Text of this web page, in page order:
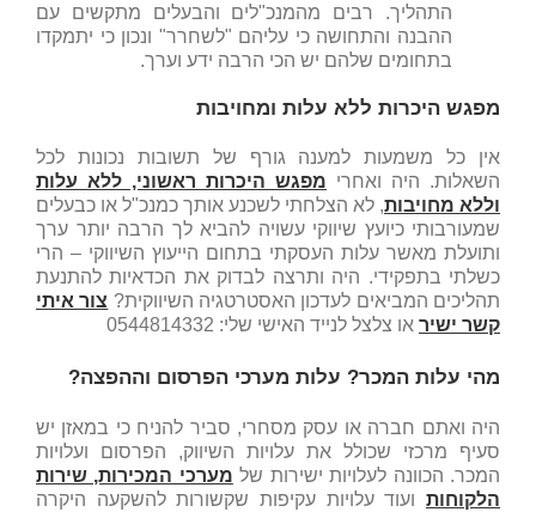
התהליך. רבים מהמנכ"לים והבעלים מתקשים עם
ההבנה והתחושה כי עליהם "לשחרר" ונכון כי יתמקדו
בתחומים שלהם יש הכי הרבה ידע וערך.
מפגש היכרות ללא עלות ומחויבות
אין כל משמעות למענה גורף של תשובות נכונות לכל
השאלות. היה ואחרי מפגש היכרות ראשוני, ללא עלות
וללא מחויבות, לא הצלחתי לשכנע אותך כמנכ"ל או כבעלים
שמעורבותי כיועץ שיווקי עשויה להביא לך הרבה יותר ערך
ותועלת מאשר עלות העסקתי בתחום הייעוץ השיווקי – הרי
כשלתי בתפקידי. היה ותרצה לבדוק את הכדאיות להתנעת
תהליכים המביאים לעדכון האסטרטגיה השיווקית? צור איתי
קשר ישיר או צלצל לנייד האישי שלי: 0544814332
מהי עלות המכר? עלות מערכי הפרסום וההפצה?
היה ואתם חברה או עסק מסחרי, סביר להניח כי במאזן יש
סעיף מרכזי שכולל את עלויות השיווק, הפרסום ועלויות
המכר. הכוונה לעלויות ישירות של מערכי המכירות, שירות
הלקוחות ועוד עלויות עקיפות שקשורות להשקעה היקרה